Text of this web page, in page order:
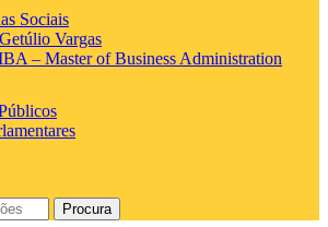
Sociais
Vargas
– Master of Business Administration
Procura